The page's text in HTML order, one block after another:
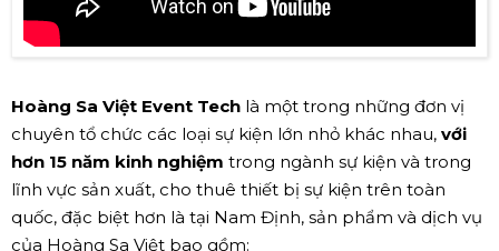
Hoàng Sa Việt Event Tech là một trong những đơn vị
chuyên tổ chức các loại sự kiện lớn nhỏ khác nhau, với
hơn 15 năm kinh nghiệm trong ngành sự kiện và trong
lĩnh vực sản xuất, cho thuê thiết bị sự kiện trên toàn
quốc, đặc biệt hơn là tại Nam Định, sản phẩm và dịch vụ
của Hoàng Sa Việt bao gồm: